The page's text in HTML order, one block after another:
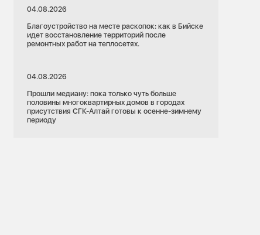
04.08.2026
Благоустройство на месте раскопок: как в Бийске
идет восстановление территорий после
ремонтных работ на теплосетях.
04.08.2026
Прошли медиану: пока только чуть больше
половины многоквартирных домов в городах
присутствия СГК-Алтай готовы к осенне-зимнему
периоду